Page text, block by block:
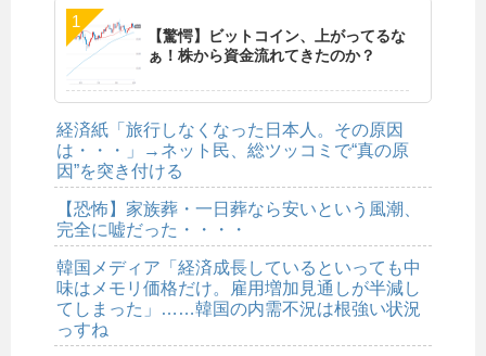
【驚愕】ビットコイン、上がってるな
ぁ！株から資金流れてきたのか？
経済紙「旅行しなくなった日本人。その原因
は・・・」→ネット民、総ツッコミで“真の原
因”を突き付ける
【恐怖】家族葬・一日葬なら安いという風潮、
完全に嘘だった・・・・
韓国メディア「経済成長しているといっても中
味はメモリ価格だけ。雇用増加見通しが半減し
てしまった」……韓国の内需不況は根強い状況
っすね